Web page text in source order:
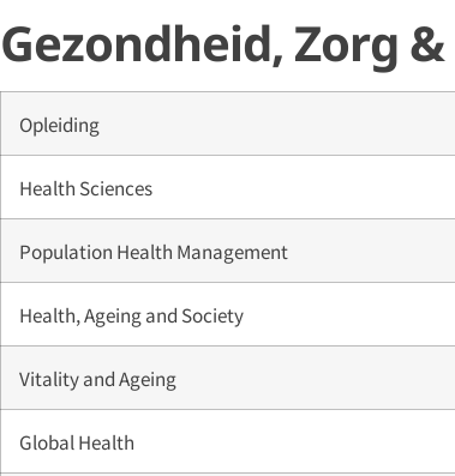
Gezondheid, Zorg
Opleiding
Health Sciences
Population Health Management
Health, Ageing and Society
Vitality and Ageing
Global Health